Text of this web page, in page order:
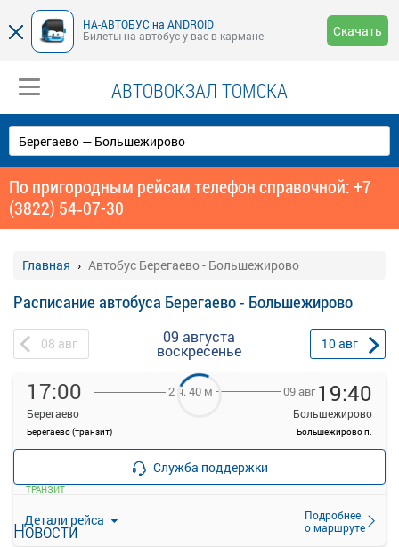
НА-АВТОБУС на ANDROID
Билеты на автобус у вас в кармане
Скачать
АВТОВОКЗАЛ ТОМСКА
По пригородным рейсам телефон справочной: +7
(3822) 54‑07-30
Главная Автобус Берегаево - Большежирово
Расписание автобуса Берегаево - Большежирово
08 авг 09 августа
воскресенье 10авг
17:00
Берегаево
Берегаево (транзит)
2 ч. 40 м 09 авг 19:40
Большежирово
Большежирово п.
Детали рейса
Подробнее
о маршруте
—
ТРАНЗИТ
Продажа билетов
прекращена
Служба поддержки
Новости